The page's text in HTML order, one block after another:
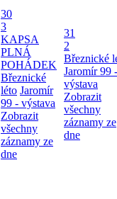
30
3
KAPSA
PLNÁ
POHÁDEK
Březnické
léto Jaromír
99 - výstava
Zobrazit
všechny
záznamy ze
dne
31
2
Březnické
Jaromír 99 -
výstava
Zobrazit
všechny
záznamy ze
dne